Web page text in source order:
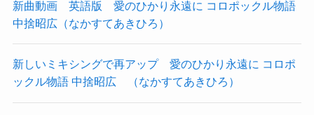
新曲動画 英語版 愛のひかり永遠に コロポックル物語
中捨昭広（なかすてあきひろ）
新しいミキシングで再アップ 愛のひかり永遠に コロポ
ックル物語 中捨昭広 （なかすてあきひろ）